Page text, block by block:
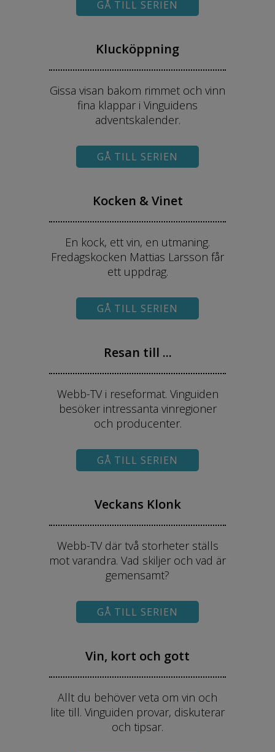
GÅ TILL SERIEN
Klucköppning
Gissa visan bakom rimmet och vinn
fina klappar i Vinguidens
adventskalender.
GÅ TILL SERIEN
Kocken & Vinet
En kock, ett vin, en utmaning.
Fredagskocken Mattias Larsson får
ett uppdrag.
GÅ TILL SERIEN
Resan till ...
Webb-TV i reseformat. Vinguiden
besöker intressanta vinregioner
och producenter.
GÅ TILL SERIEN
Veckans Klonk
Webb-TV där två storheter ställs
mot varandra. Vad skiljer och vad är
gemensamt?
GÅ TILL SERIEN
Vin, kort och gott
Allt du behöver veta om vin och
lite till. Vinguiden provar, diskuterar
och tipsar.